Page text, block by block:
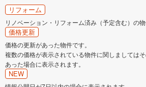
リフォーム
リノベーション・リフォーム済み（予定含む）の物
価格更新
価格の更新があった物件です。
複数の価格が表示されている物件に関しましては
あった場合に表示されます。
NEW